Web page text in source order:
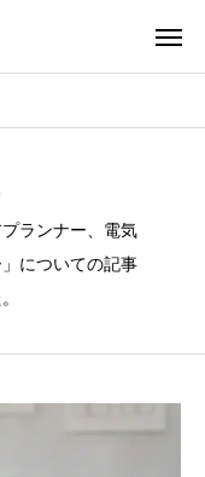
ランナー、電気
についての記事